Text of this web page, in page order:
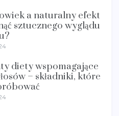
a naturalny efekt
sztucznego wyglądu
diety wspomagające
– składniki, które